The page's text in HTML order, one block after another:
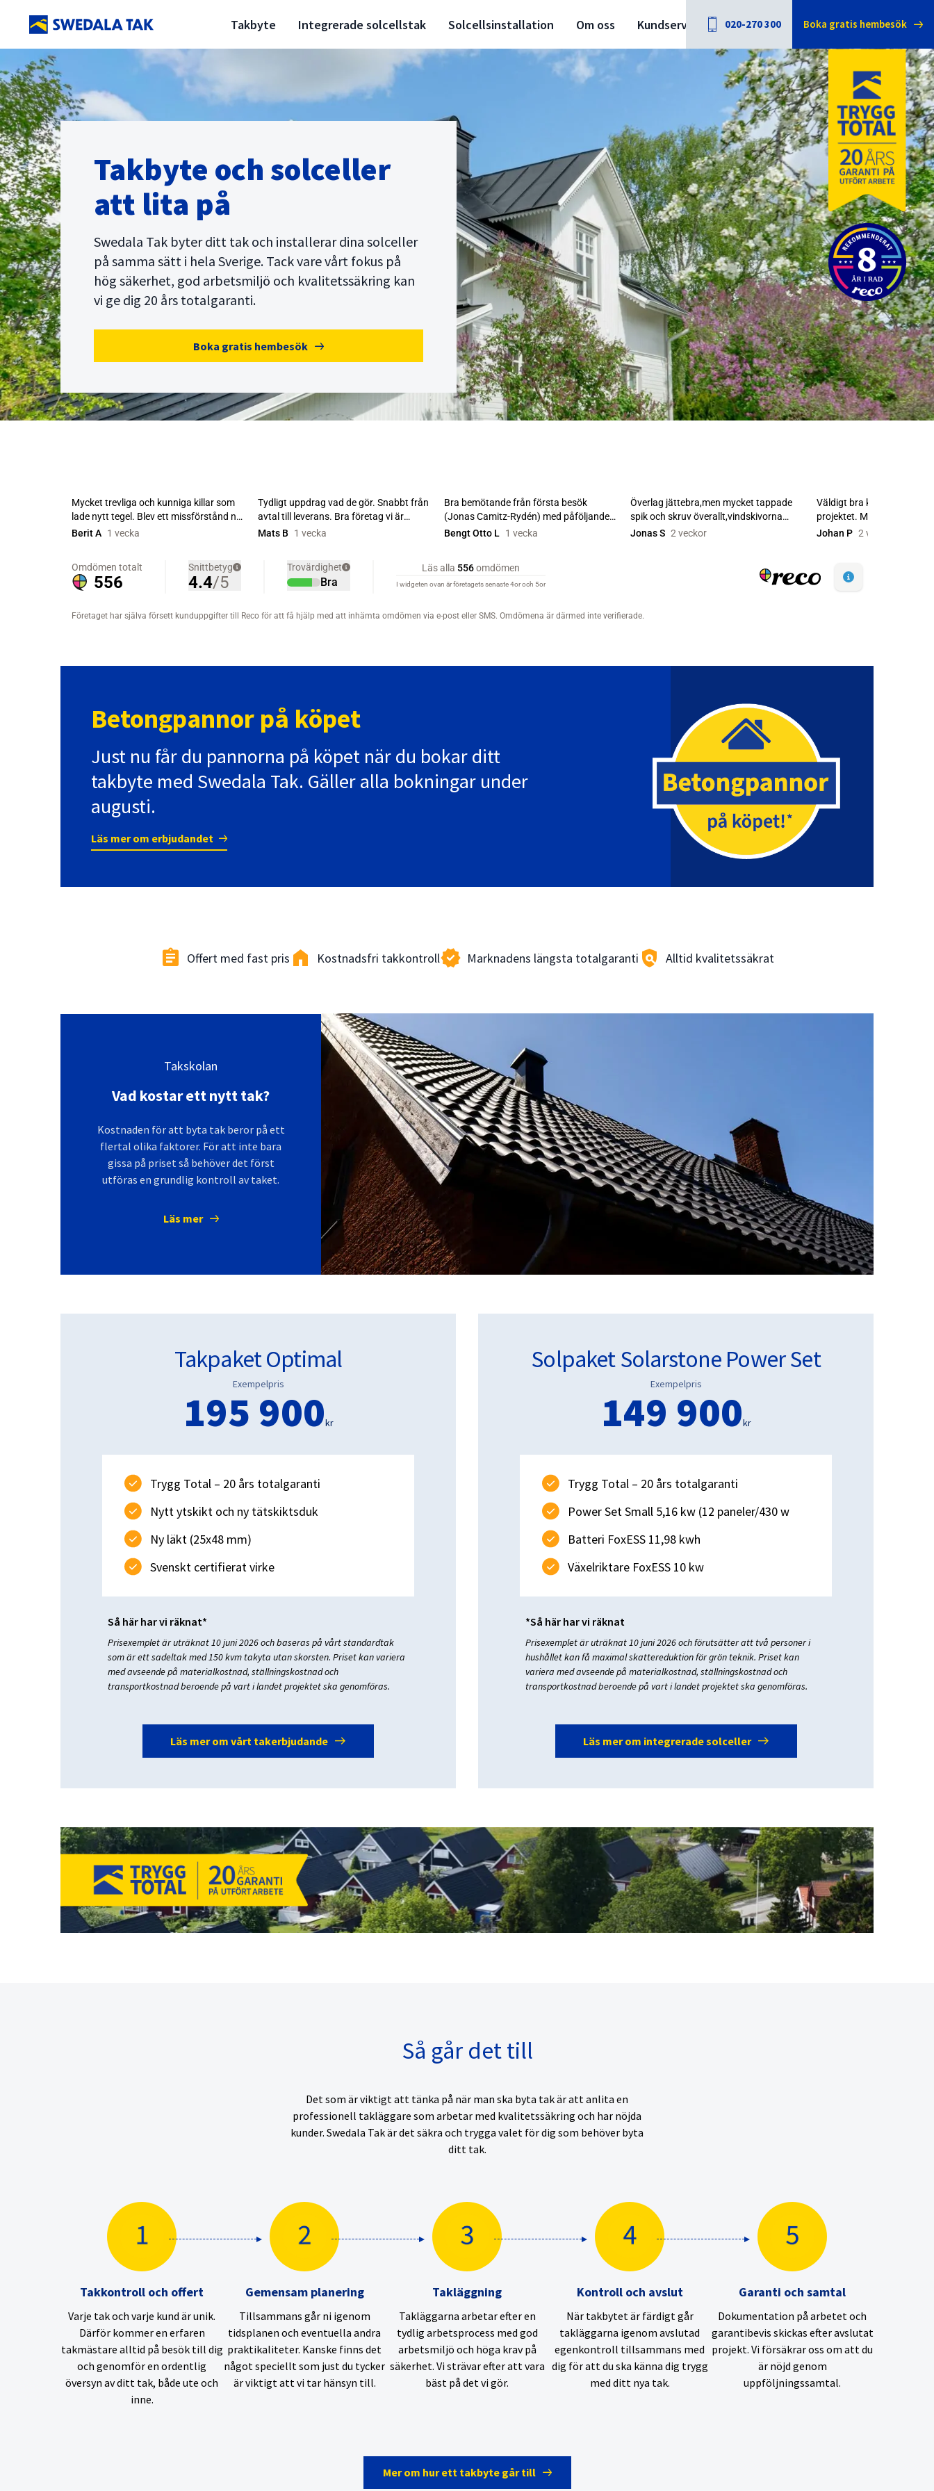
Takbyte Integrerade solcellstak Solcellsinstallation Om oss Kundservice 020-270 300 Boka gratis hembesök
Takbyte och solceller
att lita på
Swedala Tak byter ditt tak och installerar dina solceller
på samma sätt i hela Sverige. Tack vare vårt fokus på
hög säkerhet, god arbetsmiljö och kvalitetssäkring kan
vi ge dig 20 års totalgaranti.
Boka gratis hembesök
Betongpannor på köpet
Just nu får du pannorna på köpet när du bokar ditt
takbyte med Swedala Tak. Gäller alla bokningar under
augusti.
Läs mer om erbjudandet
assignment Offert med fast pris home Kostnadsfri takkontrollnew_releases Marknadens längsta totalgaranti policy Alltid kvalitetssäkrat
Takskolan
Vad kostar ett nytt tak?
Kostnaden för att byta tak beror på ett
flertal olika faktorer. För att inte bara
gissa på priset så behöver det först
utföras en grundlig kontroll av taket.
Läs mer
Takpaket Optimal
Exempelpris
195 900kr
Trygg Total – 20 års totalgaranti
Nytt ytskikt och ny tätskiktsduk
Ny läkt (25x48 mm)
Svenskt certifierat virke
Så här har vi räknat*
Prisexemplet är uträknat 10 juni 2026 och baseras på vårt standardtak
som är ett sadeltak med 150 kvm takyta utan skorsten. Priset kan variera
med avseende på materialkostnad, ställningskostnad och
transportkostnad beroende på vart i landet projektet ska genomföras.
Läs mer om vårt takerbjudande east
Solpaket Solarstone Power Set
Exempelpris
149 900kr
Trygg Total – 20 års totalgaranti
Power Set Small 5,16 kw (12 paneler/430 w
Batteri FoxESS 11,98 kwh
Växelriktare FoxESS 10 kw
*Så här har vi räknat
Prisexemplet är uträknat 10 juni 2026 och förutsätter att två personer i
hushållet kan få maximal skattereduktion för grön teknik. Priset kan
variera med avseende på materialkostnad, ställningskostnad och
transportkostnad beroende på vart i landet projektet ska genomföras.
Läs mer om integrerade solceller east
Läs mer om vår garanti
Så går det till
Det som är viktigt att tänka på när man ska byta tak är att anlita en
professionell takläggare som arbetar med kvalitetssäkring och har nöjda
kunder. Swedala Tak är det säkra och trygga valet för dig som behöver byta
ditt tak.
Takkontroll och offert
Varje tak och varje kund är unik.
Därför kommer en erfaren
takmästare alltid på besök till dig
och genomför en ordentlig
översyn av ditt tak, både ute och
inne.
Gemensam planering
Tillsammans går ni igenom
tidsplanen och eventuella andra
praktikaliteter. Kanske finns det
något speciellt som just du tycker
är viktigt att vi tar hänsyn till.
Takläggning
Takläggarna arbetar efter en
tydlig arbetsprocess med god
arbetsmiljö och höga krav på
säkerhet. Vi strävar efter att vara
bäst på det vi gör.
Kontroll och avslut
När takbytet är färdigt går
takläggarna igenom avslutad
egenkontroll tillsammans med
dig för att du ska känna dig trygg
med ditt nya tak.
Garanti och samtal
Dokumentation på arbetet och
garantibevis skickas efter avslutat
projekt. Vi försäkrar oss om att du
är nöjd genom
uppföljningssamtal.
Mer om hur ett takbyte går till